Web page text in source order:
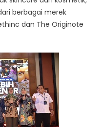
berbagai merek
dan The Originote